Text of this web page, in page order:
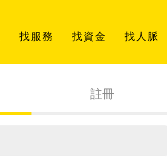
找服務 找資金 找人脈
註冊